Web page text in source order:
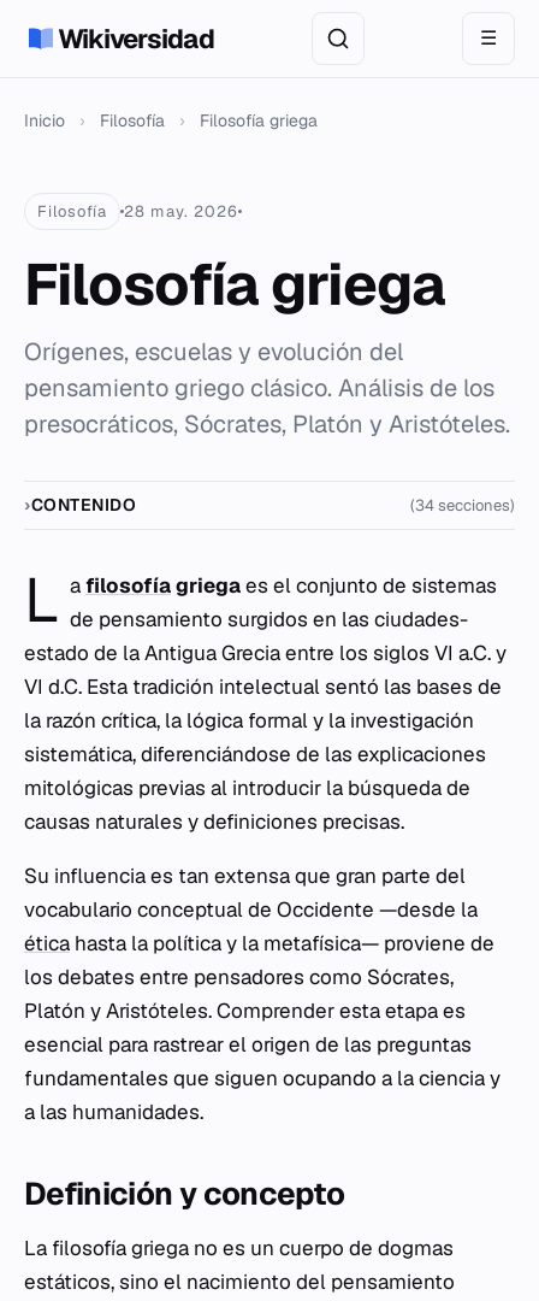
Wikiversidad ☰
Inicio › Filosofía › Filosofía griega
Filosofía 28 may. 2026
Filosofía griega
Orígenes, escuelas y evolución del
pensamiento griego clásico. Análisis de los
presocráticos, Sócrates, Platón y Aristóteles.
CONTENIDO (34 secciones)
L afilosofíagriegaes el conjunto de sistemas
de pensamiento surgidos en las ciudades-
estado de la Antigua Grecia entre los siglos VI a.C. y
VI d.C. Esta tradición intelectual sentó las bases de
la razón crítica, la lógica formal y la investigación
sistemática, diferenciándose de las explicaciones
mitológicas previas al introducir la búsqueda de
causas naturales y definiciones precisas.
Su influencia es tan extensa que gran parte del
vocabulario conceptual de Occidente —desde la
ética hasta la política y la metafísica— proviene de
los debates entre pensadores como Sócrates,
Platón y Aristóteles. Comprender esta etapa es
esencial para rastrear el origen de las preguntas
fundamentales que siguen ocupando a la ciencia y
a las humanidades.
Definición y concepto
La filosofía griega no es un cuerpo de dogmas
estáticos, sino el nacimiento del pensamiento